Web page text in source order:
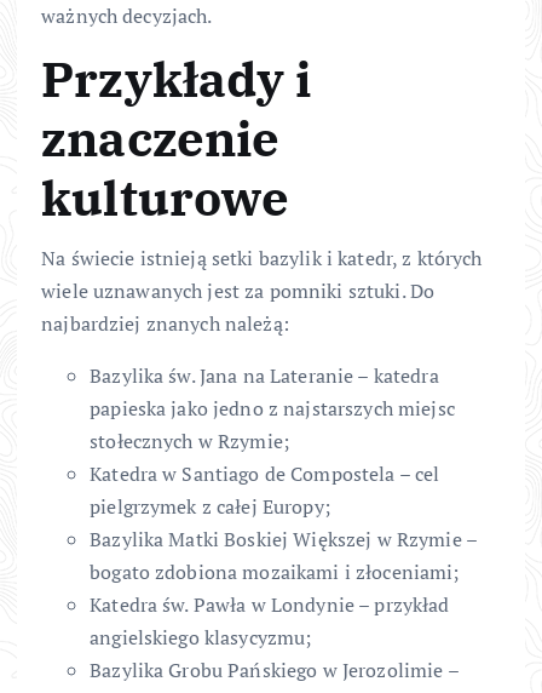
ważnych decyzjach.
Przykłady i
znaczenie
kulturowe
Na świecie istnieją setki bazylik i katedr, z których
wiele uznawanych jest za pomniki sztuki. Do
najbardziej znanych należą:
Bazylika św. Jana na Lateranie – katedra
papieska jako jedno z najstarszych miejsc
stołecznych w Rzymie;
Katedra w Santiago de Compostela – cel
pielgrzymek z całej Europy;
Bazylika Matki Boskiej Większej w Rzymie –
bogato zdobiona mozaikami i złoceniami;
Katedra św. Pawła w Londynie – przykład
angielskiego klasycyzmu;
Bazylika Grobu Pańskiego w Jerozolimie –